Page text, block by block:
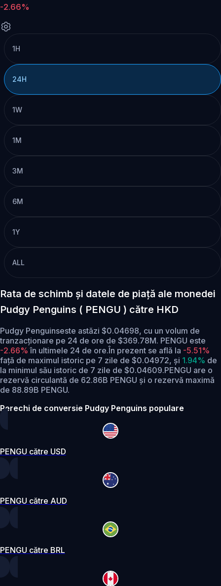
-2.66%
1H
24H
1W
1M
3M
6M
1Y
ALL
Rata de schimb și datele de piață ale monedei
Pudgy Penguins ( PENGU ) către HKD
Pudgy Penguinseste astăzi $0.04698, cu un volum de
tranzacționare pe 24 de ore de $369.78M. PENGU este
-2.66%în ultimele 24 de ore.În prezent se află la -5.51%
față de maximul istoric pe 7 zile de $0.04972, și 1.94% de
la minimul său istoric de 7 zile de $0.04609.PENGU are o
rezervă circulantă de 62.86B PENGU și o rezervă maximă
de 88.89B PENGU.
Perechi de conversie Pudgy Penguins populare
PENGU către USD
PENGU către AUD
PENGU către BRL